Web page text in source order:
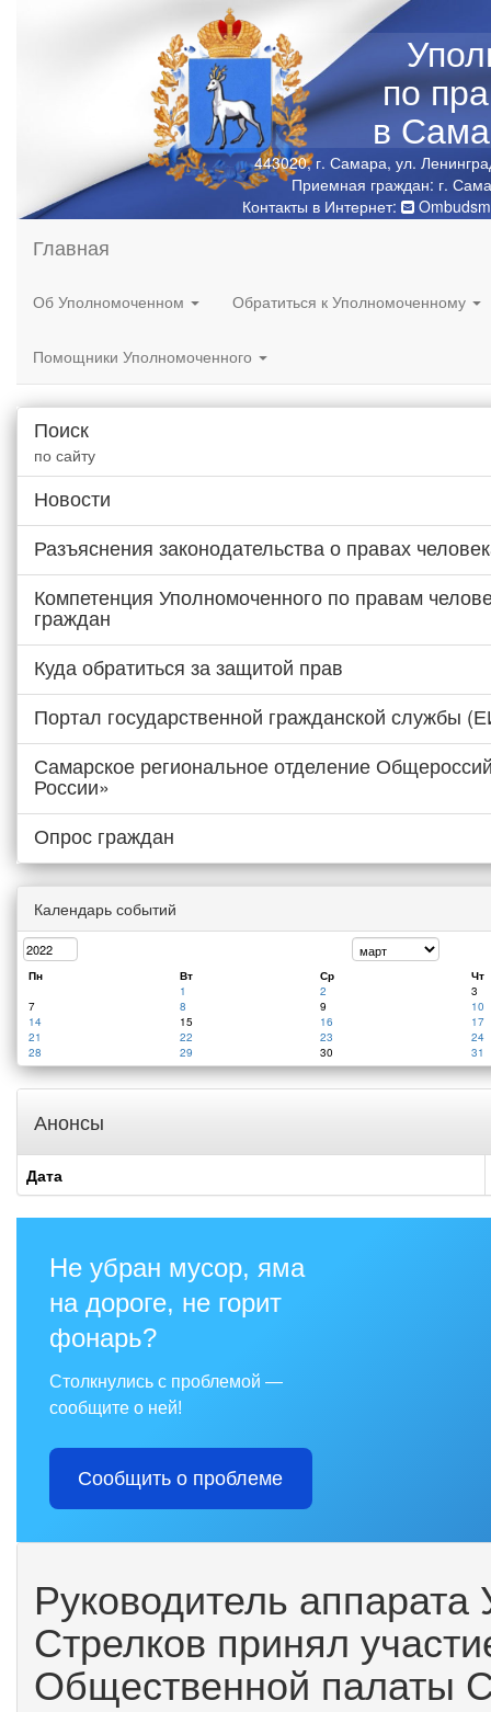
по
в
443020, г. Самара, ул.
Приемная граждан: г.
Контакты в Интернет:
Главная
Об Уполномоченном Обратиться к Уполномоченному
Помощники Уполномоченного
Поиск
по сайту
Новости
Разъяснения законодательства о правах
Компетенция Уполномоченного по правам
граждан
Куда обратиться за защитой прав
Портал государственной гражданской службы
Самарское региональное отделение
России»
Опрос граждан
Календарь событий
Пн Вт Ср
Чт
1
2
3
7
8 9
10
14
15 16
17
21
22 23
24
28
29 30 31
Анонсы
Дата
Не убран мусор, яма
на дороге, не горит
фонарь?
Столкнулись с проблемой —
сообщите о ней!
Сообщить о проблеме
Руководитель
Стрелков принял
Общественной палаты